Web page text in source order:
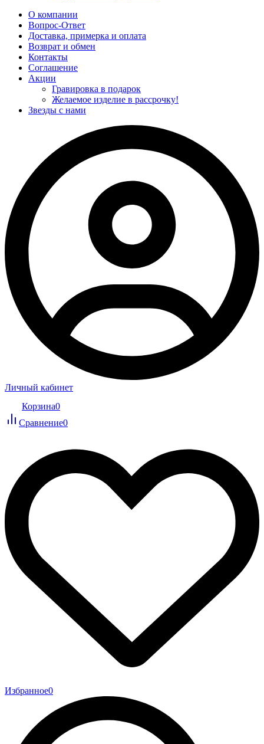
О компании
Вопрос-Ответ
Доставка, примерка и оплата
Возврат и обмен
Контакты
Соглашение
Акции
Гравировка в подарок
Желаемое изделие в рассрочку!
Звезды с нами
Личный кабинет
Корзина0
Сравнение0
Избранное0